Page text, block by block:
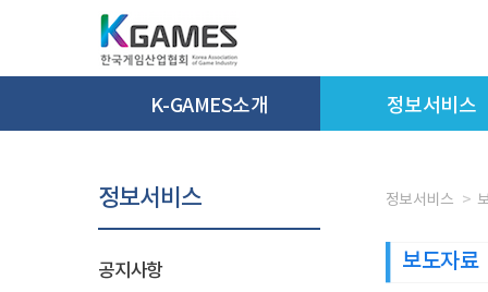
K-GAMES소개 정보서비스
정보서비스
공지사항
정보서비스
보도자료